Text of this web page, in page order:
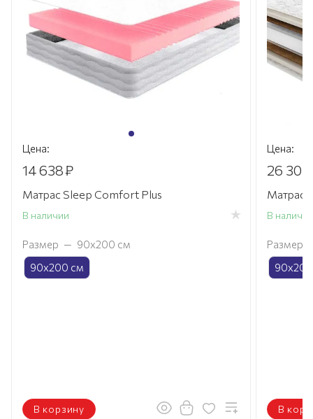
Цена:
14 638₽
Матрас Sleep Comfort Plus
В наличии
Размер — 90х200 см
90х200 см
В корзину
Цена:
26 304
Матрас
В наличии
Размер
В